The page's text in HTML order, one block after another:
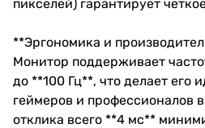
пикселей) гарантирует
**Эргономика и
Монитор поддерживает
до **100 Гц**, что делает его
геймеров и профессионалов
отклика всего **4 мс**